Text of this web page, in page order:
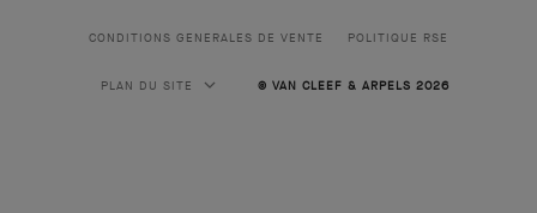
CONDITIONS GENERALES DE VENTE POLITIQUE RSE
PLAN DU SITE © VAN CLEEF & ARPELS 2026